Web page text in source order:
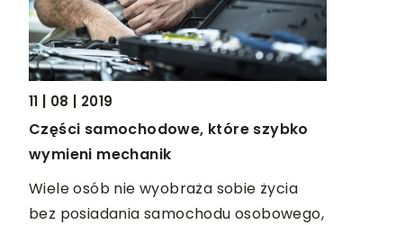
11 | 08 | 2019
Części samochodowe, które szybko
wymieni mechanik
Wiele osób nie wyobraża sobie życia
bez posiadania samochodu osobowego,